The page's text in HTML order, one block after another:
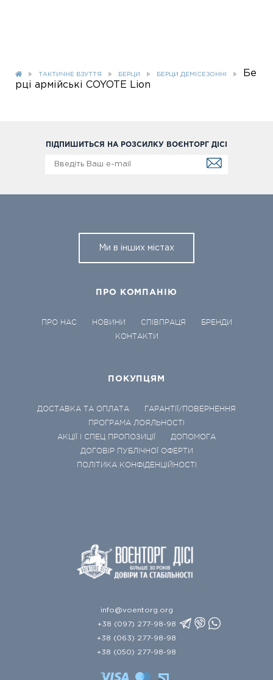
ТАКТИЧНЕ ВЗУТТЯ БЕРЦИ БЕРЦИ ДЕМІСЕЗОННІ
Бе
рці армійські COYOTE Lion
ПІДПИШИТЬСЯ НА РОЗСИЛКУ ВОЄНТОРГ ДІСІ
Ми в інших містах
ПРО КОМПАНІЮ
ПРО НАС НОВИНИ СПІВПРАЦЯ
БРЕНДИ
КОНТАКТИ
ПОКУПЦЯМ
ДОСТАВКА ТА ОПЛАТА
ГАРАНТІЇ/ПОВЕРНЕННЯ
ПРОГРАМА ЛОЯЛЬНОСТІ
АКЦІЇ І СПЕЦ ПРОПОЗИЦІЇ
ДОПОМОГА
ДОГОВІР ПУБЛІЧНОЇ ОФЕРТИ
ПОЛІТИКА КОНФІДЕНЦІЙНОСТІ
info@voentorg.org
+38 (097) 277-98-98
+38 (063) 277-98-98
+38 (050) 277-98-98